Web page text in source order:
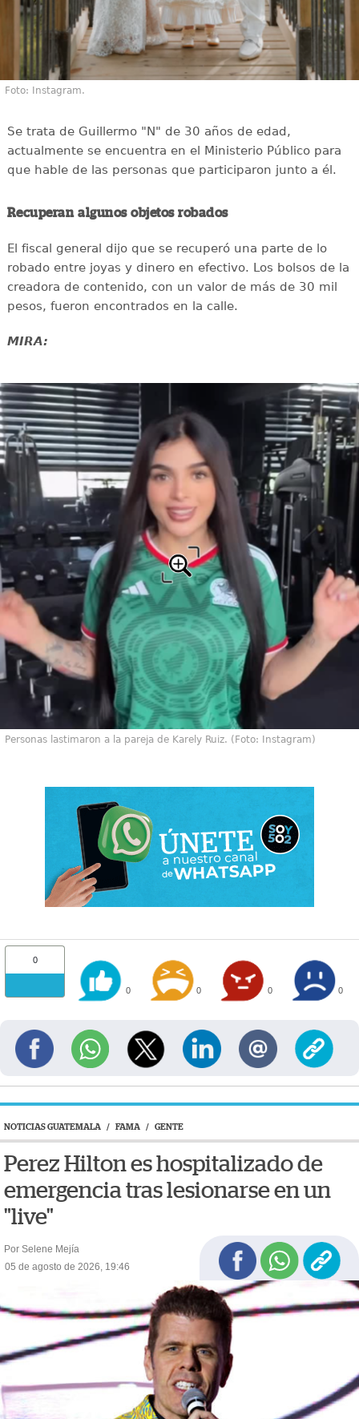
Foto: Instagram.
Se trata de Guillermo "N" de 30 años de edad,
actualmente se encuentra en el Ministerio Público para
que hable de las personas que participaron junto a él.
Recuperan algunos objetos robados
El fiscal general dijo que se recuperó una parte de lo
robado entre joyas y dinero en efectivo. Los bolsos de la
creadora de contenido, con un valor de más de 30 mil
pesos, fueron encontrados en la calle.
MIRA:
Personas lastimaron a la pareja de Karely Ruiz. (Foto: Instagram)
0
0 0 0 0
NOTICIAS GUATEMALA / FAMA / GENTE
Perez Hilton es hospitalizado de
emergencia tras lesionarse en un
"live"
Por Selene Mejía
05 de agosto de 2026, 19:46